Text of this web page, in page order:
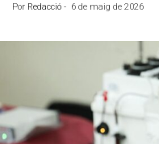
Por Redacció - 6 de maig de 2026